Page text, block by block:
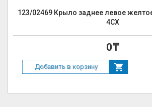
123/02469 Крыло заднее левое
4СХ
0₸
Добавить в корзину